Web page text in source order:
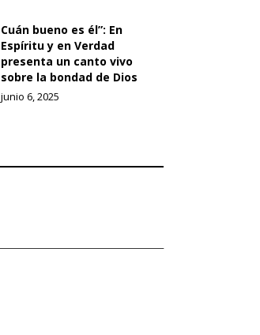
Cuán bueno es él”: En
Espíritu y en Verdad
presenta un canto vivo
sobre la bondad de Dios
junio 6, 2025